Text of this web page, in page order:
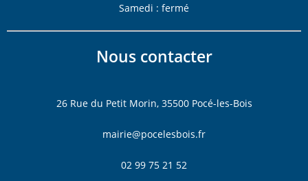
Samedi : fermé
Nous contacter
26 Rue du Petit Morin, 35500 Pocé-les-Bois
mairie@pocelesbois.fr
02 99 75 21 52